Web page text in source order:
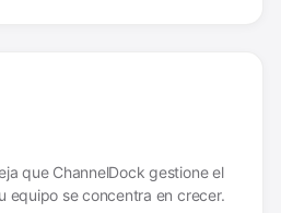
que ChannelDock gestione el
equipo se concentra en crecer.